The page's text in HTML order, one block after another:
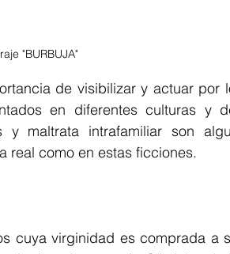
"BURBUJA"
de visibilizar y actuar por
en diferentes culturas y
y maltrata intrafamiliar son
real como en estas ficciones.
cuya virginidad es comprada a